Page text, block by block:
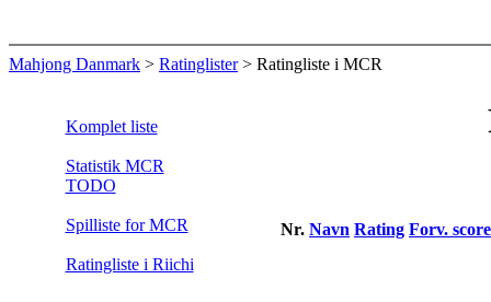
Mahjong Danmark > Ratinglister> Ratingliste i MCR
Komplet liste
Statistik MCR
TODO
Spilliste for MCR
Ratingliste i Riichi
Nr. Navn Rating Forv.